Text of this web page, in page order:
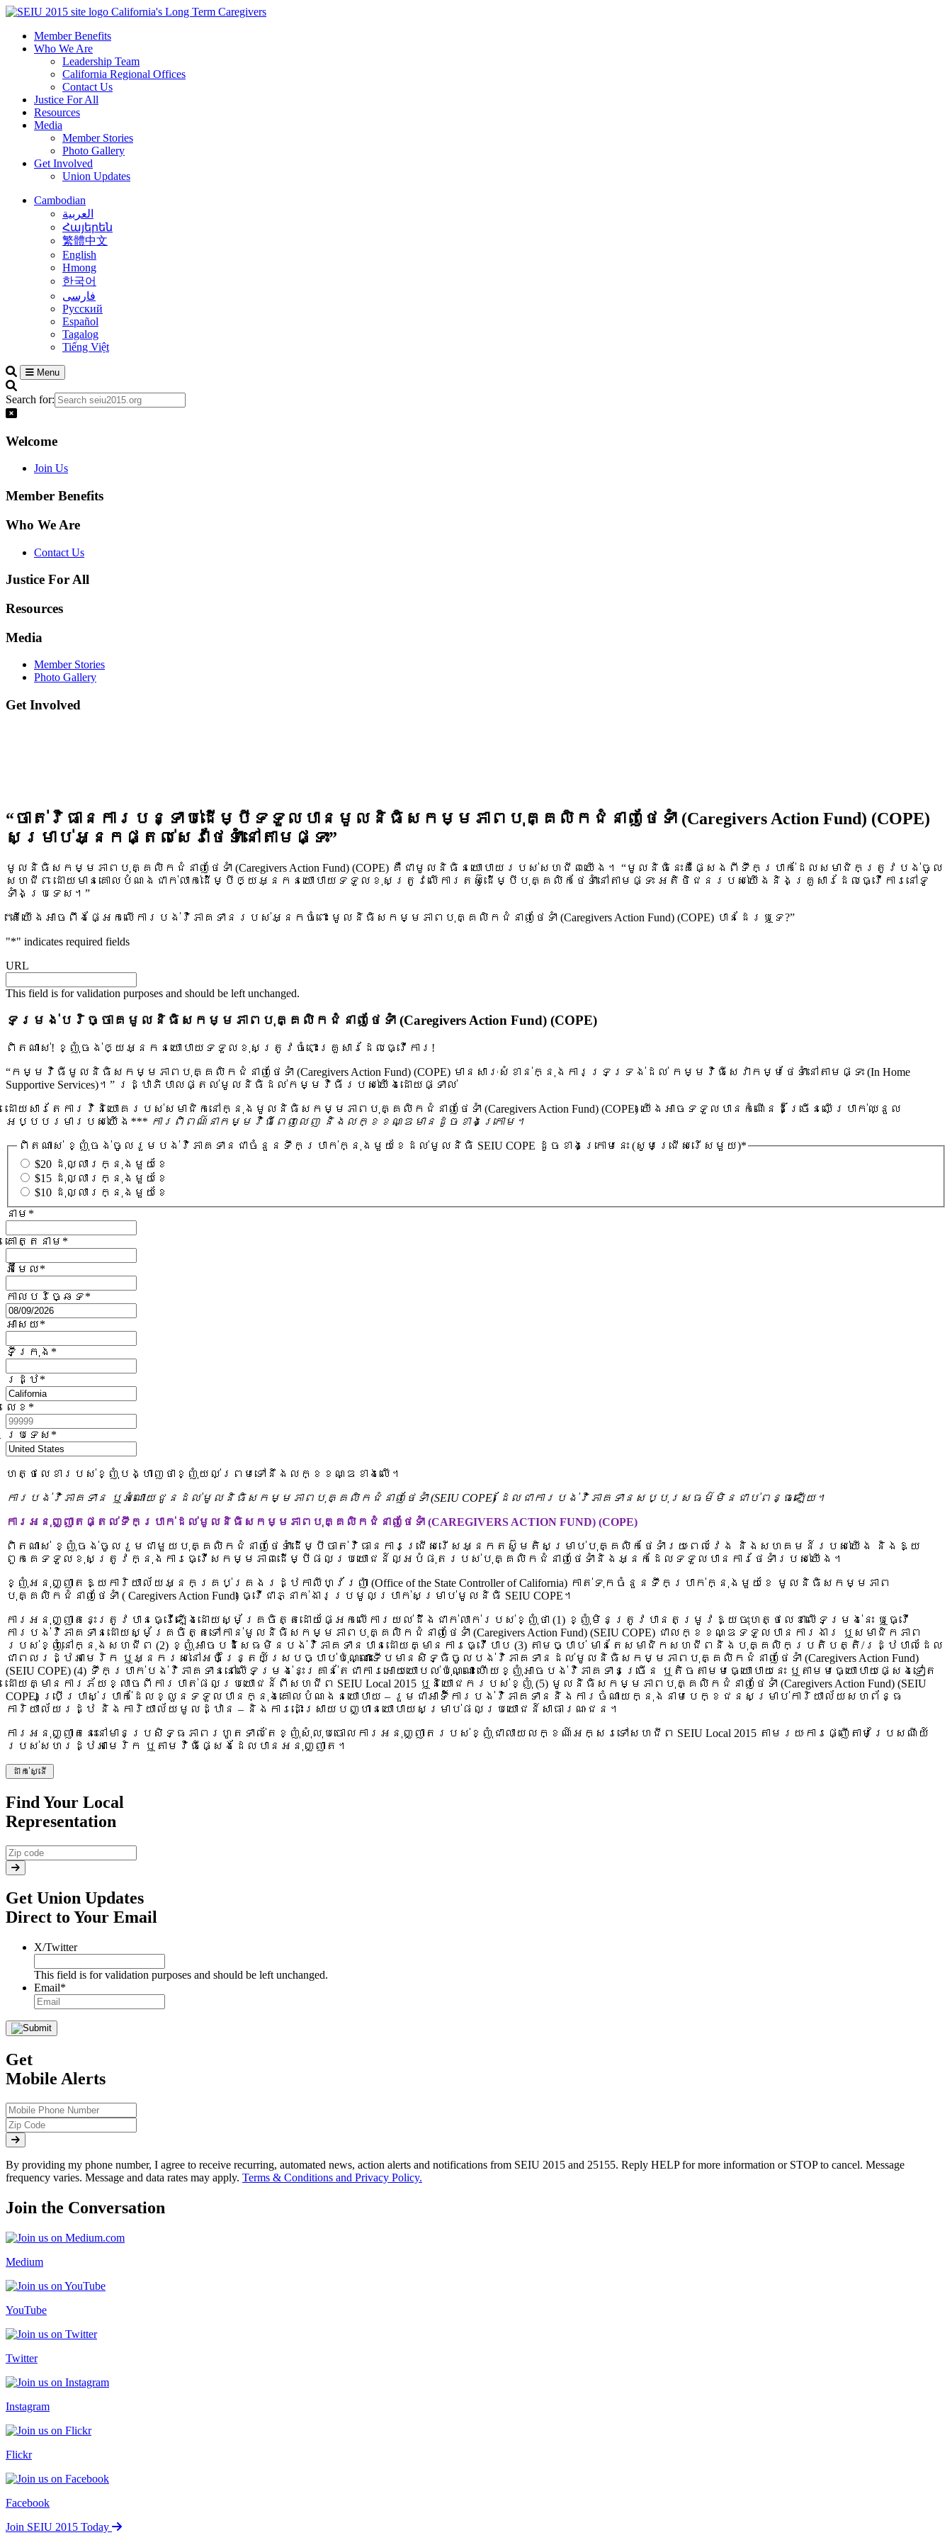
Skip
content
California's Long Term Caregivers
Member Benefits
Who We Are
Leadership Team
California Regional Offices
Contact Us
Justice For All
Resources
Media
Member Stories
Photo Gallery
Get Involved
Union Updates
Cambodian
العربية
Հայերեն
繁體中文
English
Hmong
한국어
فارسی
Русский
Español
Tagalog
Tiếng Việt
Menu
Search for:
Welcome
Join Us
Member Benefits
Who We Are
Contact Us
Justice For All
Resources
Media
Member Stories
Photo Gallery
Get Involved
“ចាត់វិធានការបន្ទាប់ដើម្បីទទួលបានមូលនិធិសកម្មភាពបុគ្គលិកជំនាញថែទាំ (Caregivers Action Fund) (COPE)
សម្រាប់អ្នកផ្តល់សេវាថែទាំនៅតាមផ្ទះ”
មូលនិធិសកម្មភាពបុគ្គលិកជំនាញថែទាំ (Caregivers Action Fund) (COPE) គឺជាមូលនិធិនយោបាយរបស់សហជីពយើង។ “មូលនិធិនេះគឺផ្សេងពីទឹកប្រាក់ដែលសមាជិកត្រូវបង់ចូល
សហជីព ដោយមានគោលបំណងជាក់លាក់ដើម្បីឲ្យអ្នកនយោបាយទទួលខុសត្រូវលើការតស៊ូដើម្បីបុគ្គលិកថែទាំនៅតាមផ្ទះ អតិថិជនរបស់យើងនិងគ្រួសារដែលធ្វើការនៅទូ
ទាំងប្រទេស។”
“តើយើងអាចពឹងផ្អែកលើការបង់វិភាគទានរបស់អ្នកចំពោះ មូលនិធិសកម្មភាពបុគ្គលិកជំនាញថែទាំ (Caregivers Action Fund) (COPE) បានដែរឬទេ?”
"*" indicates required fields
URL
This field is for validation purposes and should be left unchanged.
ទម្រង់បរិច្ចាគមូលនិធិសកម្មភាពបុគ្គលិកជំនាញថែទាំ (Caregivers Action Fund) (COPE)
ពិតណាស់! ខ្ញុំចង់ឲ្យអ្នកនយោបាយទទួលខុសត្រូវចំពោះគ្រួសារដែលធ្វើការ!
“កម្មវិធីមូលនិធិសកម្មភាពបុគ្គលិកជំនាញថែទាំ (Caregivers Action Fund) (COPE) មានសារៈសំខាន់ក្នុងការទ្រទ្រង់ដល់ កម្មវិធីសេវាកម្មថែទាំនៅតាមផ្ទះ (In Home
Supportive Services)។” រដ្ឋាភិបាលផ្តល់មូលនិធិដល់កម្មវិធីរបស់យើងដោយផ្ទាល់
ដោយសារតែការវិនិយោគរបស់សមាជិកនៅក្នុងមូលនិធិសកម្មភាពបុគ្គលិកជំនាញថែទាំ (Caregivers Action Fund) (COPE) យើងអាចទទួលបានកំណើនដ៏ច្រើនលើប្រាក់ឈ្នួល
អប្បបរមារបស់យើង *** ការពិពណ៌នាកម្មវិធីពេញលេញ និងលក្ខខណ្ឌមានដូចខាងក្រោម។
ពិតណាស់ ខ្ញុំចង់ចូលរួមបង់វិភាគទានជាចំនួនទឹកប្រាក់ក្នុងមួយខែដល់មូលនិធិ SEIU COPE ដូចខាងក្រោមនេះ (សូមជ្រើសរើសមួយ)*
$20 ដុល្លារក្នុងមួយខែ
$15 ដុល្លារក្នុងមួយខែ
$10 ដុល្លារក្នុងមួយខែ
នាម *
គោត្តនាម *
អ៊ីមែល*
កាលបរិច្ឆេទ*
អាសយ*
ទីក្រុង *
រដ្ឋ *
លេខ *
ប្រទេស *
ហត្ថលេខារបស់ខ្ញុំបង្ហាញថាខ្ញុំយល់ព្រមទៅនឹងលក្ខខណ្ឌខាងលើ។
ការបង់វិភាគទាន ឬអំណោយជូនដល់មូលនិធិសកម្មភាពបុគ្គលិកជំនាញថែទាំ (SEIU COPE) ដែលជាការបង់វិភាគទានសប្បុរសធម៌មិនជាប់ពន្ធឡើយ។
ការអនុញ្ញាតផ្តល់ទឹកប្រាក់ដល់មូលនិធិសកម្មភាពបុគ្គលិកជំនាញថែទាំ (CAREGIVERS ACTION FUND) (COPE)
ពិតណាស់ ខ្ញុំចង់ចូលរួមជាមួយបុគ្គលិកជំនាញថែទាំដើម្បីចាត់វិធានការជ្រើសរើសអ្នកតស៊ូមតិសម្រាប់បុគ្គលិកថែទាំរយៈពេលវែង និងសហគមន៍របស់យើង និងឱ្យ
ពួកគេទទួលខុសត្រូវក្នុងការធ្វើសកម្មភាពដើម្បីផលប្រយោជន៍ល្អបំផុតរបស់បុគ្គលិកជំនាញថែទាំនិងអ្នកដែលទទួលបានការថែទាំរបស់យើង។
ខ្ញុំអនុញ្ញាតឱ្យការិយាល័យអ្នកគ្រប់គ្រងរដ្ឋកាលីហ្វ័រញ៉ា (Office of the State Controller of California) កាត់ទុកចំនួនទឹកប្រាក់ក្នុងមួយខែ មូលនិធិសកម្មភាព
បុគ្គលិកជំនាញថែទាំ ( Caregivers Action Fund) ធ្វើជាភ្នាក់ងារប្រមូលប្រាក់សម្រាប់មូលនិធិ SEIU COPE។
ការអនុញ្ញាតនេះត្រូវបានធ្វើឡើងដោយស្ម័គ្រចិត្តដោយផ្អែកលើការយល់ដឹងជាក់លាក់របស់ខ្ញុំថា (1) ខ្ញុំមិនត្រូវបានតម្រូវឱ្យចុះហត្ថលេខាលើទម្រង់នេះ ឬធ្វើ
ការបង់វិភាគទានដោយស្ម័គ្រចិត្តទៅកាន់មូលនិធិសកម្មភាពបុគ្គលិកជំនាញថែទាំ (Caregivers Action Fund) (SEIU COPE) ជាលក្ខខណ្ឌទទួលបានការងារ ឬសមាជិកភាព
របស់ខ្ញុំនៅក្នុងសហជីព (2) ខ្ញុំអាចបដិសេធមិនបង់វិភាគទានបានដោយគ្មានការធ្វើបាប (3) តាមច្បាប់ មានតែសមាជិកសហជីពនិងបុគ្គលិកប្រតិបត្តិ/រដ្ឋបាលដែល
ជាពលរដ្ឋអាមេរិក ឬអ្នករស់នៅអចិន្ត្រៃយ៍ស្របច្បាប់ប៉ុណ្ណោះទើបមានសិទ្ធិចូលបង់វិភាគទានដល់មូលនិធិសកម្មភាពបុគ្គលិកជំនាញថែទាំ (Caregivers Action Fund)
(SEIU COPE) (4) ទឹកប្រាក់បង់វិភាគទាននៅលើទម្រង់នេះគ្រាន់តែជាការអោយយោបល់ប៉ុណ្ណោះ ហើយខ្ញុំអាចបង់វិភាគទានច្រើន ឬតិចតាមមធ្យោបាយនេះ ឬតាមមធ្យោបាយផ្សេងទៀត
ដោយគ្មានការភ័យខ្លាចពីការបាត់ផលប្រយោជន៍ពីសហជីព SEIU Local 2015 ឬនិយោជករបស់ខ្ញុំ (5) មូលនិធិសកម្មភាពបុគ្គលិកជំនាញថែទាំ (Caregivers Action Fund) (SEIU
COPE) ប្រើប្រាស់ប្រាក់ដែលខ្លួនទទួលបានក្នុងគោលបំណងនយោបាយ – រួមជាអាទិ៍ការបង់វិភាគទាននិងការចំណាយក្នុងនាមបេក្ខជនសម្រាប់ការិយាល័យសហព័ន្ធ
ការិយាល័យរដ្ឋ និងការិយាល័យមូលដ្ឋាន – និងការដោះស្រាយបញ្ហានយោបាយសម្រាប់ផលប្រយោជន៍សាធារណៈជន។
ការអនុញ្ញាតនេះនៅមានប្រសិទ្ធភាពរហូតទាល់តែខ្ញុំសុំលុបចោលការអនុញ្ញាតរបស់ខ្ញុំជាលាយលក្ខណ៍អក្សរទៅសហជីព SEIU Local 2015 តាមរយៈការផ្ញើតាមប្រៃសណីយ៍
របស់សហរដ្ឋអាមេរិក ឬតាមវិធីផ្សេងដែលបានអនុញ្ញាត។
ដាក់ស្នើ
Find Your Local
Representation
Get Union Updates
Direct to Your Email
X/Twitter
This field is for validation purposes and should be left unchanged.
Email*
Get
Mobile Alerts
By providing my phone number, I agree to receive recurring, automated news, action alerts and notifications from SEIU 2015 and 25155. Reply HELP for more information or STOP to cancel. Message
frequency varies. Message and data rates may apply. Terms & Conditions and Privacy Policy.
Join the Conversation
Medium
YouTube
Twitter
Instagram
Flickr
Facebook
Join SEIU 2015 Today